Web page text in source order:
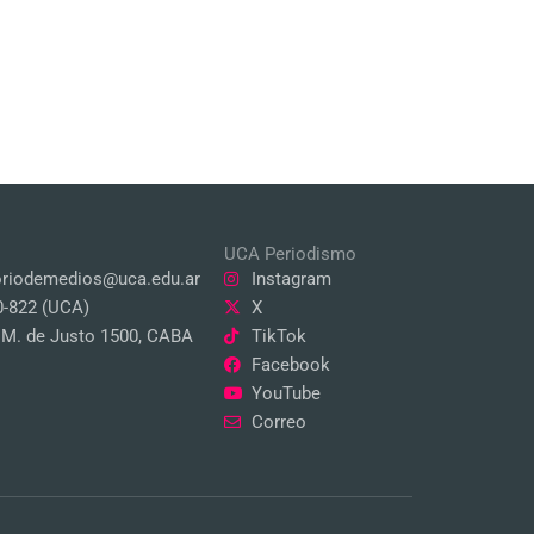
822 (UCA)
de Justo 1500, CABA
UCA Periodismo
Instagram
X
TikTok
Facebook
YouTube
Correo